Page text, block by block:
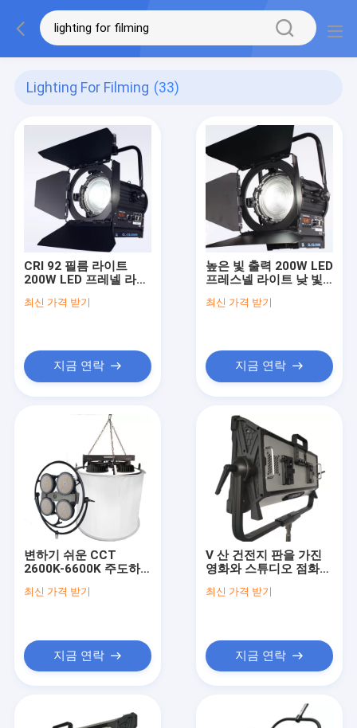
Lighting For Filming (33)
CRI 92 필름 라이트
200W LED 프레넬 라이
디오 조명을위한 팬이
최신 가격 받기
지금 연락
높은 빛 출력 200W LED
프레스넬 라이트 낮 빛
오 조명을위한 전력 ((극
최신 가격 받기
지금 연락
변하기 쉬운 CCT
2600K-6600K 주도하
디오 조명을 위해
최신 가격 받기
지금 연락
V 산 건전지 판을 가진
영화와 스튜디오 점화를
RGBW LED 은은한 불빛
최신 가격 받기
지금 연락